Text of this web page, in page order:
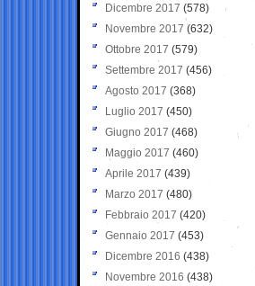
Dicembre 2017 (578)
Novembre 2017 (632)
Ottobre 2017 (579)
Settembre 2017 (456)
Agosto 2017 (368)
Luglio 2017 (450)
Giugno 2017 (468)
Maggio 2017 (460)
Aprile 2017 (439)
Marzo 2017 (480)
Febbraio 2017 (420)
Gennaio 2017 (453)
Dicembre 2016 (438)
Novembre 2016 (438)